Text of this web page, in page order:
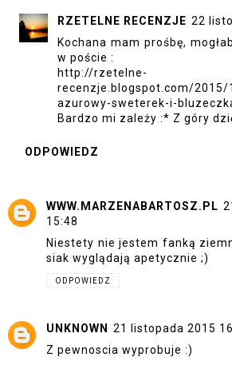
RZETELNE RECENZJE 22
Kochana mam prośbę,
w poście :
http://rzetelne-
recenzje.blogspot.com/2015/
azurowy-sweterek-i-
Bardzo mi zależy :* Z góry
ODPOWIEDZ
WWW.MARZENABARTOSZ.PL
15:48
Niestety nie jestem fanką
siak wyglądają apetycznie ;)
ODPOWIEDZ
UNKNOWN
21 listopada 2015
Z pewnoscia wyprobuje :)